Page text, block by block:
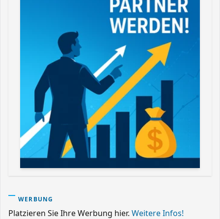
WERBUNG
Platzieren Sie Ihre Werbung hier. Weitere Infos!